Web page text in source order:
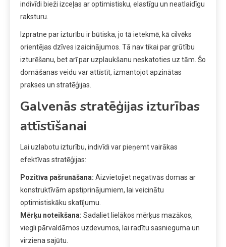
indivīdi bieži izceļas ar optimistisku, elastīgu un neatlaidīgu
raksturu.
Izpratne par izturību ir būtiska, jo tā ietekmē, kā cilvēks
orientējas dzīves izaicinājumos. Tā nav tikai par grūtību
izturēšanu, bet arī par uzplaukšanu neskatoties uz tām. Šo
domāšanas veidu var attīstīt, izmantojot apzinātas
prakses un stratēģijas.
Galvenās stratēģijas izturības
attīstīšanai
Lai uzlabotu izturību, indivīdi var pieņemt vairākas
efektīvas stratēģijas:
Pozitīva pašrunāšana: Aizvietojiet negatīvās domas ar
konstruktīvām apstiprinājumiem, lai veicinātu
optimistiskāku skatījumu.
Mērķu noteikšana: Sadaliet lielākos mērķus mazākos,
viegli pārvaldāmos uzdevumos, lai radītu sasnieguma un
virziena sajūtu.